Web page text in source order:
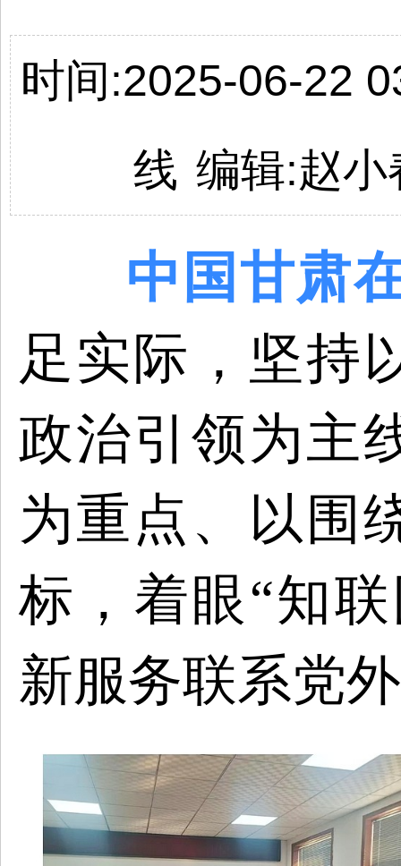
时间:2025-06-22
线 编辑:赵小
中国 甘肃
足实际，坚持
政治引领为主
为重点、以围
标，着眼“知
新服务联系党